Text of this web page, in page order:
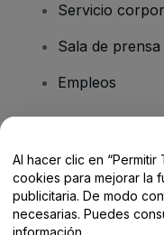
Servicio
Sala de prensa
Empleos
Centro de
Al hacer clic en
cookies para mejorar la
publicitaria. De modo
necesarias. Puedes
información.